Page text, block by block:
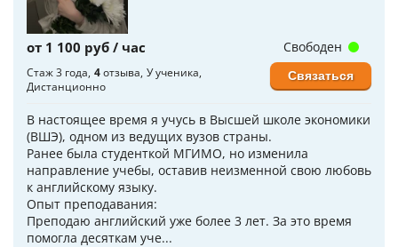
от 1 100 руб / час
Стаж 3 года 4отзыва У ученика
Дистанционно
В настоящее время я учусь в Высшей школе экономики
(ВШЭ), одном из ведущих вузов страны.
Ранее была студенткой МГИМО, но изменила
направление учебы, оставив неизменной свою любовь
к английскому языку.
Опыт преподавания:
Преподаю английский уже более 3 лет. За это время
помогла десяткам уче...
Свободен
Связаться